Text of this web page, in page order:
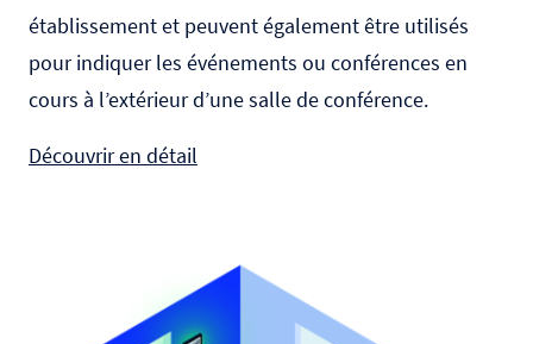
établissement et peuvent également être utilisés
pour indiquer les événements ou conférences en
cours à l’extérieur d’une salle de conférence.
Découvrir en détail